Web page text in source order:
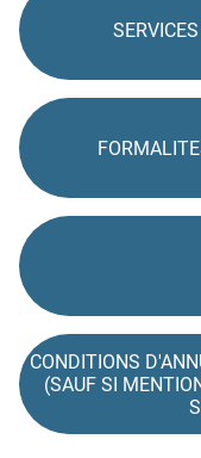
CONDITIONS
(SAUF SI